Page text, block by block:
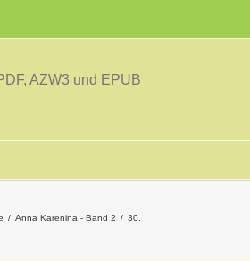
AZW3 und EPUB
Anna Karenina - Band 2 30.